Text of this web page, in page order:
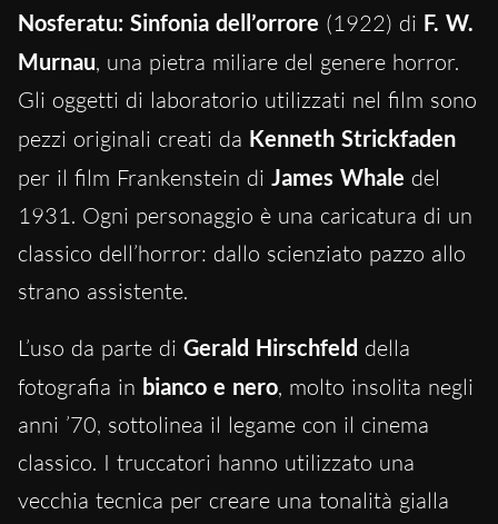
Nosferatu: Sinfonia dell’orrore (1922) di F. W.
Murnau, una pietra miliare del genere horror.
Gli oggetti di laboratorio utilizzati nel film sono
pezzi originali creati da Kenneth Strickfaden
per il film Frankenstein di James Whale del
1931. Ogni personaggio è una caricatura di un
classico dell’horror: dallo scienziato pazzo allo
strano assistente.
L’uso da parte di Gerald Hirschfeld della
fotografia in bianco e nero, molto insolita negli
anni ’70, sottolinea il legame con il cinema
classico. I truccatori hanno utilizzato una
vecchia tecnica per creare una tonalità gialla